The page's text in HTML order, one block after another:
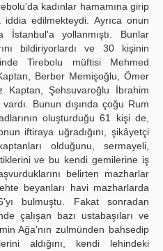
kadınlar hamamına girip
iddia edilmekteydi. Ayrıca onun
yollanmıştı. Bunlar
bildiriyorlardı ve 30 kişinin
Tirebolu müftisi Mehmed
Berber Memişoğlu, Ömer
Kaptan, Şehsuvaroğlu İbrahim
Bunun dışında çoğu Rum
oluşturduğu 61 kişi de,
iftiraya uğradığını, şikâyetçi
olduğunu, sermayeli,
ve bu kendi gemilerine iş
belirten mazharlar
beyanları havi mazharlarda
bulmuştu. Fakat sonradan
çalışan bazı ustabaşıları ve
Ağa'nın zulmünden bahsedip
aldığını, kendi lehindeki